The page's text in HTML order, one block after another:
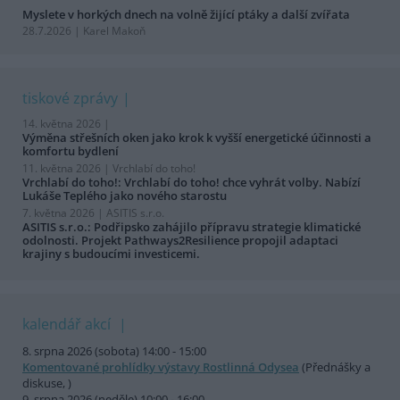
Myslete v horkých dnech na volně žijící ptáky a další zvířata
28.7.2026 | Karel Makoň
tiskové zprávy
14. května 2026 |
Výměna střešních oken jako krok k vyšší energetické účinnosti a
komfortu bydlení
11. května 2026 | Vrchlabí do toho!
Vrchlabí do toho!: Vrchlabí do toho! chce vyhrát volby. Nabízí
Lukáše Teplého jako nového starostu
7. května 2026 | ASITIS s.r.o.
ASITIS s.r.o.: Podřipsko zahájilo přípravu strategie klimatické
odolnosti. Projekt Pathways2Resilience propojil adaptaci
krajiny s budoucími investicemi.
kalendář akcí
8. srpna 2026 (sobota) 14:00 - 15:00
Komentované prohlídky výstavy Rostlinná Odysea (Přednášky a
diskuse, )